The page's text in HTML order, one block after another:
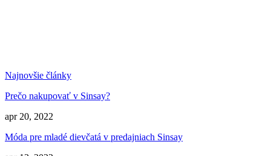
Najnovšie články
Prečo nakupovať v Sinsay?
apr 20, 2022
Móda pre mladé dievčatá v predajniach Sinsay